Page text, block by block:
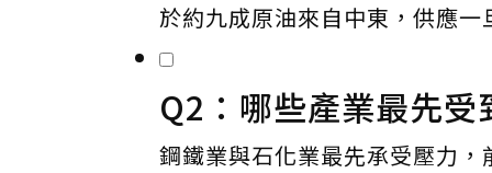
於約九成原油來自中東，供應
Q2：哪些產業最先
鋼鐵業與石化業最先承受壓力